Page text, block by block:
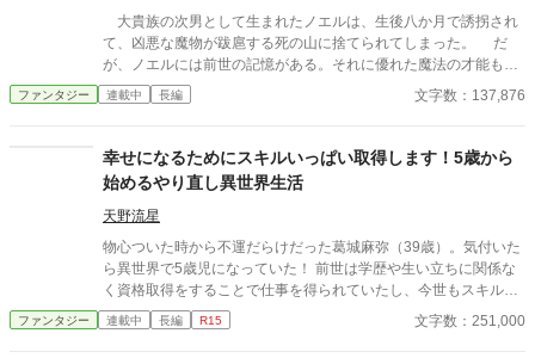
大貴族の次男として生まれたノエルは、生後八か月で誘拐され
て、凶悪な魔物が跋扈する死の山に捨てられてしまった。 だ
が、ノエルには前世の記憶がある。それに優れた魔法の才能も。
神獣の猫シルヴァに拾われたノエルは、親を亡くした赤ちゃん
の聖獣犬と一緒に、神獣のお乳を飲んで大きくなる。 たくまし
していくのだった。 一方、ノエルの生存を信じている両親はノ
エルを救出するために様々な手段を講じていくのだった。 ※ネオ
ページ、カクヨムにも掲載しています
ファンタジー 連載中 長編 文字数：137,876
幸せになるためにスキルいっぱい取得します！5歳から
始めるやり直し異世界生活
天野流星
物心ついた時から不運だらけだった葛城麻弥（39歳）。気付いた
ら異世界で5歳児になっていた！ 前世は学歴や生い立ちに関係な
く資格取得をすることで仕事を得られていたし、今世もスキルい
っぱい取得して、今度こそ幸せな人生を送ってみせる！ テイマー
として、モフモフ家族を増やしたり、前世の知識で商品を開発し
ファンタジー 連載中 長編 R15 文字数：251,000